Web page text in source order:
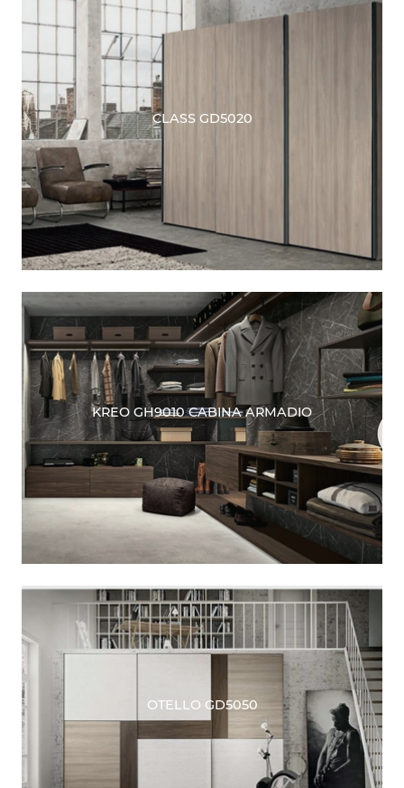
CLASS GD5020
KREO GH9010 CABINA ARMADIO
OTELLO GD5050